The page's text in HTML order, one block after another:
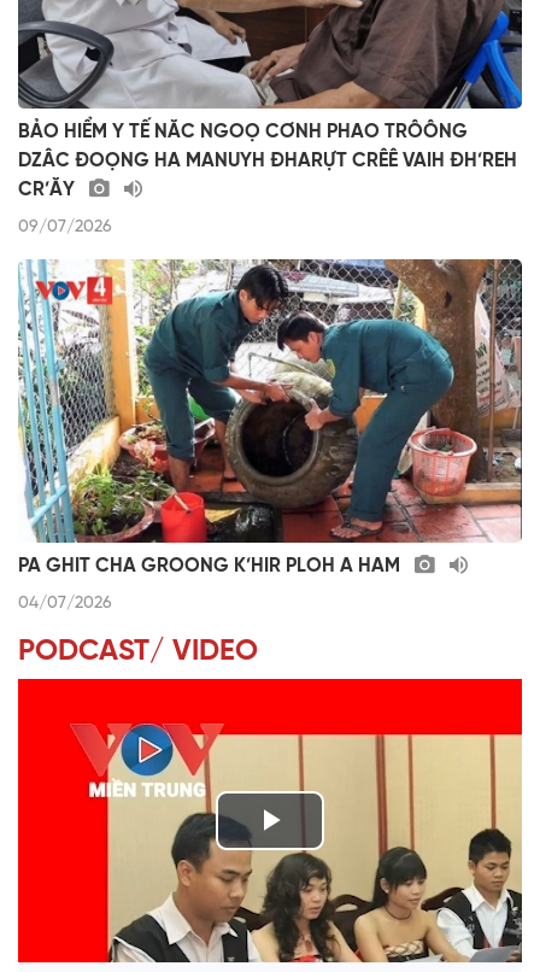
BẢO HIỂM Y TẾ NĂC NGOỌ CƠNH PHAO TRÔÔNG
DZÂC ĐOỌNG HA MANUYH ĐHARỰT CRÊÊ VAIH ĐH’REH
CR’ĂY
09/07/2026
PA GHIT CHA GROONG K’HIR PLOH A HAM
04/07/2026
PODCAST/ VIDEO
P
l
a
VÀI PHÚT DÀNH CHO QUẢNG BÁ